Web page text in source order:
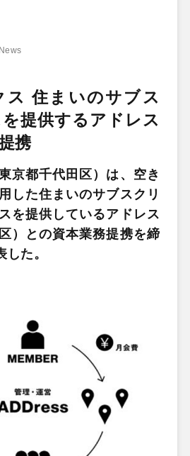
ス 住まいのサブス
提供するアドレス
携
京都千代田区）は、空き
した住まいのサブスクリ
を提供しているアドレス
）との資本業務提携を締
た。